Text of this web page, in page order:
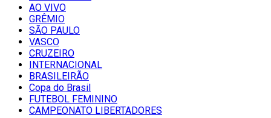
AO VIVO
GRÊMIO
SĀO PAULO
VASCO
CRUZEIRO
INTERNACIONAL
BRASILEIRÃO
Copa do Brasil
FUTEBOL FEMININO
CAMPEONATO LIBERTADORES